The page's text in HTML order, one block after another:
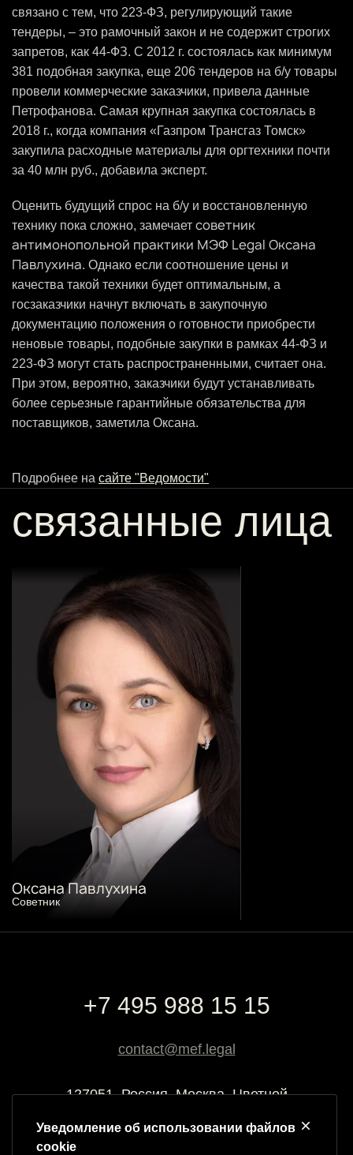
связано с тем, что 223-ФЗ, регулирующий такие
тендеры, – это рамочный закон и не содержит строгих
запретов, как 44-ФЗ. С 2012 г. состоялась как минимум
381 подобная закупка, еще 206 тендеров на б/у товары
провели коммерческие заказчики, привела данные
Петрофанова. Самая крупная закупка состоялась в
2018 г., когда компания «Газпром Трансгаз Томск»
закупила расходные материалы для оргтехники почти
за 40 млн руб., добавила эксперт.
Оценить будущий спрос на б/у и восстановленную
технику пока сложно, замечает советник
антимонопольной практики МЭФ Legal Оксана
Павлухина. Однако если соотношение цены и
качества такой техники будет оптимальным, а
гоcзаказчики начнут включать в закупочную
документацию положения о готовности приобрести
неновые товары, подобные закупки в рамках 44-ФЗ и
223-ФЗ могут стать распространенными, считает она.
При этом, вероятно, заказчики будут устанавливать
более серьезные гарантийные обязательства для
поставщиков, заметила Оксана.
Подробнее на сайте "Ведомости"
связанные лица
Оксана Павлухина
Cоветник
+7 495 988 15 15
contact@mef.legal
127051, Россия, Москва, Цветной
Уведомление об использовании файлов
cookie